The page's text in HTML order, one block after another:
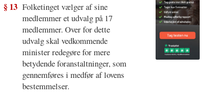
§ 13 Folketinget vælger af sine
medlemmer et udvalg på 17
medlemmer. Over for dette
udvalg skal vedkommende
minister redegøre for mere
betydende foranstaltninger, som
gennemføres i medfør af lovens
bestemmelser.